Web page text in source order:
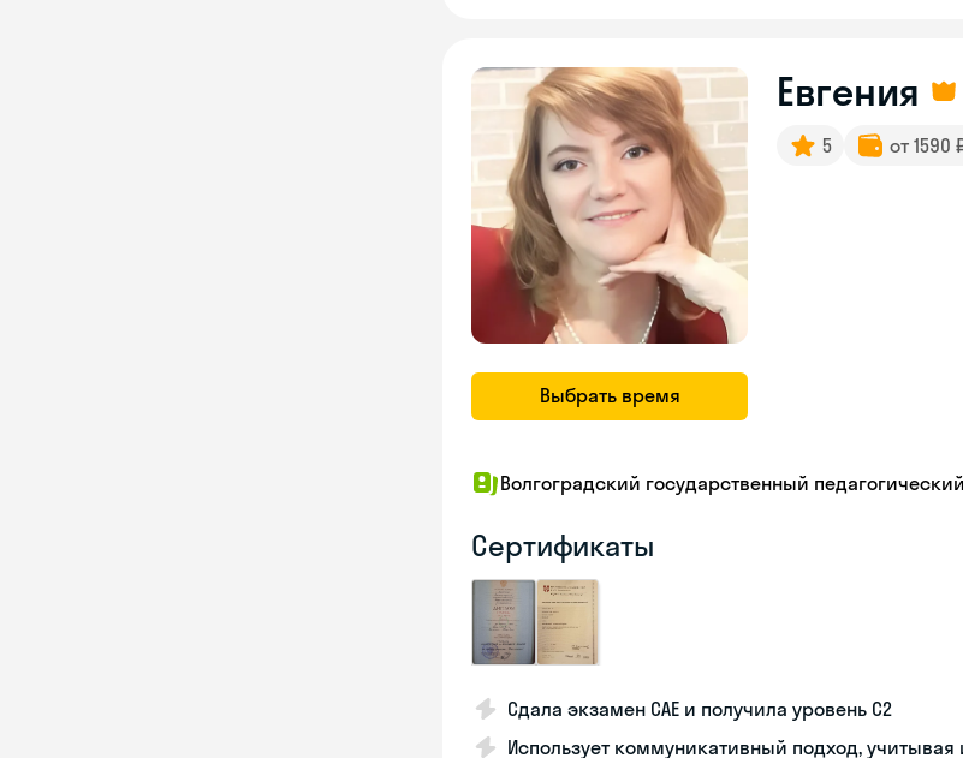
Выбрать время
Евгения
5 от 1590
Волгоградский государственный
Сертификаты
Сдала экзамен CAE и получила уровень С2
Использует коммуникативный подход, учитывая